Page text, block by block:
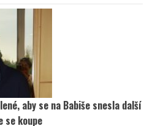
aby se na Babiše snesla další
se koupe